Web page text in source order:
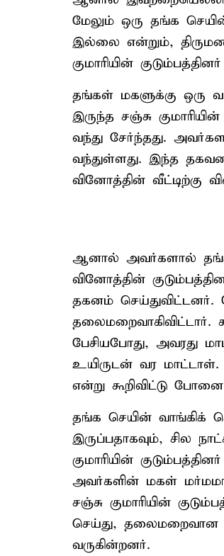
மேலும் ஒரு தங்க
இல்லை என்றும்,
குமாரியின்
தங்கள் மகளுக்கு ஒரு
இருந்த சஞ்சு
வந்து சேர்ந்தது.
வந்துள்ளது. இந்த
வினோத்தின் வீட்டிற்கு
ஆனால் அவர்களால்
வினோத்தின்
தகனம் செய்துவிட்டனர்.
தலைமறைவாகிவிட்டார்.
பேசியபோது, அவரது
உயிருடன் வர
என்று கூறிவிட்டு
தங்க செயின் வாங்கிக்
இருப்பதாகவும், சில
குமாரியின்
அவர்களின் மகள்
சஞ்சு குமாரியின்
செய்து, தலைமறைவான
வருகின்றனர்.